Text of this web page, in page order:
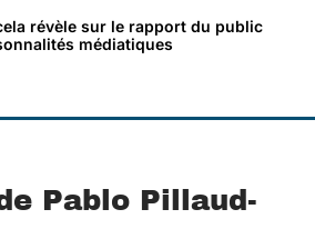
révèle sur le rapport du public
médiatiques
Pablo Pillaud-